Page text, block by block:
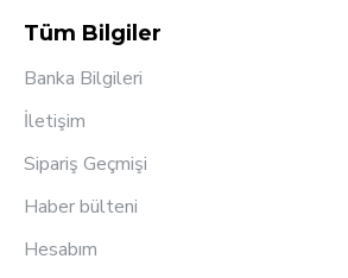
Tüm Bilgiler
Banka Bilgileri
İletişim
Sipariş Geçmişi
Haber bülteni
Hesabım